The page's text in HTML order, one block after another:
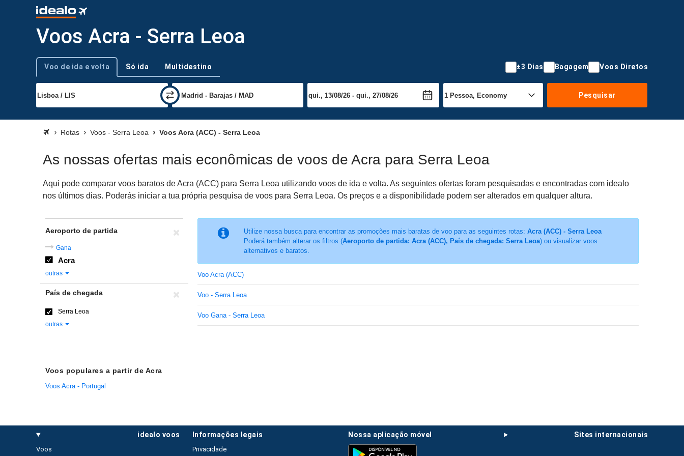
Voos Acra - Serra Leoa
Tipo de viagem
Voo de ida e volta Só ida Multidestino ±3 Dias Bagagem Voos Diretos
Pesquisar
Rotas Voos - Serra Leoa Voos Acra (ACC) - Serra Leoa
As nossas ofertas mais econômicas de voos de Acra para Serra Leoa
Aqui pode comparar voos baratos de Acra (ACC) para Serra Leoa utilizando voos de ida e volta. As seguintes ofertas foram pesquisadas e encontradas com idealo
nos últimos dias. Poderás iniciar a tua própria pesquisa de voos para Serra Leoa. Os preços e a disponibilidade podem ser alterados em qualquer altura.
Utilize nossa busca para encontrar as promoções mais baratas de voo para as seguintes rotas: Acra (ACC) - Serra Leoa
Poderá também alterar os filtros (Aeroporto de partida: Acra (ACC), País de chegada: Serra Leoa) ou visualizar voos
alternativos e baratos.
Voo Acra (ACC)
Voo - Serra Leoa
Voo Gana - Serra Leoa
Aeroporto de partida
Gana
Acra
outras
País de chegada
Serra Leoa
outras
Voos populares a partir de Acra
Voos Acra - Portugal
idealo voos
Voos
sites internacionais
nossa aplicação móvel
informações legais
Privacidade